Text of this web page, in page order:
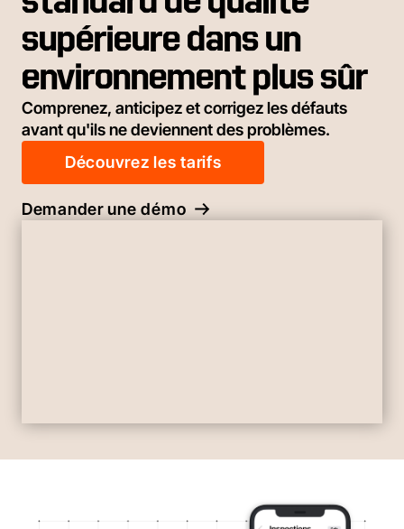
supérieure dans un
environnement plus sûr
Comprenez, anticipez et corrigez les défauts
avant qu'ils ne deviennent des problèmes.
Découvrez les tarifs
Demander une démo